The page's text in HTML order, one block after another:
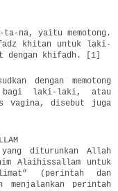
na, yaitu memotong.
khitan untuk laki-
dengan khifadh. [1]
dengan memotong
bagi laki-laki, atau
vagina, disebut juga
diturunkan Allah
Alaihissallam untuk
(perintah dan
perintah